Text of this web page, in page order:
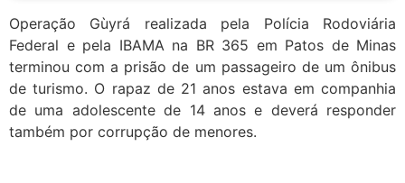
Operação Gùyrá realizada pela Polícia Rodoviária
Federal e pela IBAMA na BR 365 em Patos de Minas
terminou com a prisão de um passageiro de um ônibus
de turismo. O rapaz de 21 anos estava em companhia
de uma adolescente de 14 anos e deverá responder
também por corrupção de menores.